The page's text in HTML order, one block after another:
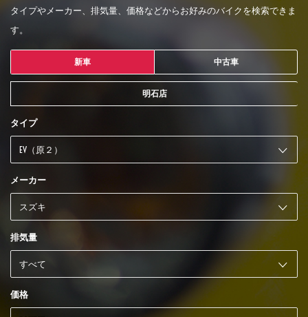
タイプやメーカー、排気量、価格などからお好みのバイクを検索できま
す。
新車 中古車
明石店
タイプ
メーカー
排気量
価格